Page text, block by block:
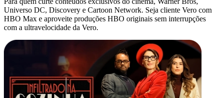
Universo DC, Discovery e Cartoon Network. Seja cliente Vero com
HBO Max e aproveite produções HBO originais sem interrupções
com a ultravelocidade da Vero.